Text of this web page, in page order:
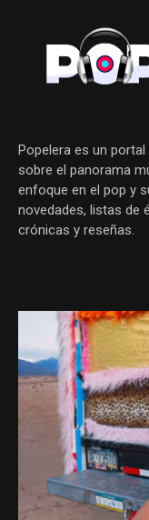
Popelera es un
sobre el panorama
enfoque en el pop y
novedades, listas de
crónicas y reseñas.